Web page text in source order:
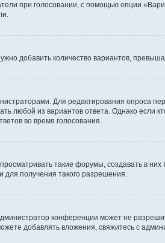
при голосовании, с помощью опции
добавить количество вариантов,
Для редактирования опроса
любой из вариантов ответа. Однако если
во время голосования.
такие форумы, создавать в
получения такого разрешения.
конференции может не
добавлять вложения, свяжитесь с